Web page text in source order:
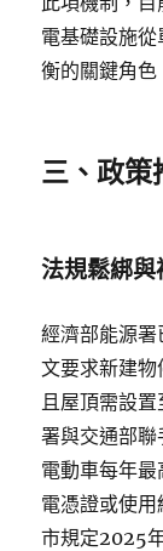
電基礎設施
衡的關鍵角色
三、政策
法規鬆綁與
經濟部能源
文要求新建物
且屋頂需設
署與交通部
電動車每年
電憑證或使
市規定2025